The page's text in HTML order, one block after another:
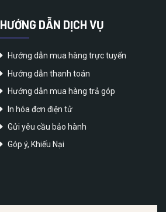
HƯỚNG DẪN DỊCH VỤ
Hướng dẫn mua hàng trực tuyến
Hướng dẫn thanh toán
Hướng dẫn mua hàng trả góp
In hóa đơn điện tử
Gửi yêu cầu bảo hành
Góp ý, Khiếu Nại